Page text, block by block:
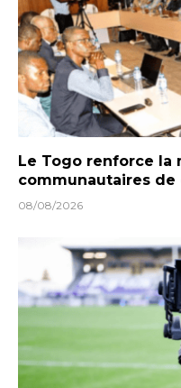
Le Togo renforce la
communautaires de
08/08/2026